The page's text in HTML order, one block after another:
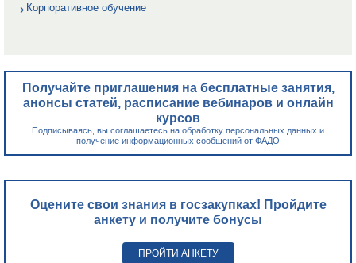
Корпоративное обучение
Получайте приглашения на бесплатные занятия,
анонсы статей, расписание вебинаров и онлайн
курсов
Подписываясь, вы соглашаетесь на обработку персональных данных и
получение информационных сообщений от ФАДО
Оцените свои знания в госзакупках! Пройдите
анкету и получите бонусы
ПРОЙТИ АНКЕТУ